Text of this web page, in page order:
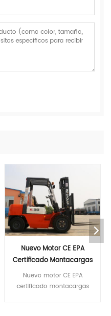
Nuevo Motor CE EPA
Certificado Montacargas
Diésel De 3 Toneladas Con
Accesorios Para
Nuevo motor CE EPA
certificado montacargas